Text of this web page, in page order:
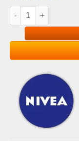
Nivea Sun Kids